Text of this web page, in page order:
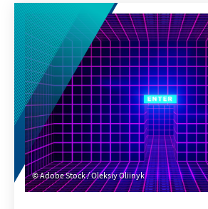
Mitgliedstaaten und globales
die Verwendung qualitativer
Indikatoren gibt die Analyse
Einblicke in aktuelle Trends
Entwicklungen.
Adobe Stock / Oleksiy Oliinyk